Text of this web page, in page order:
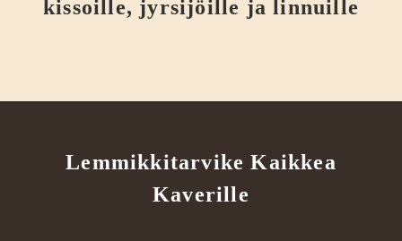
kissoille, jyrsijöille ja linnuille
Lemmikkitarvike Kaikkea
Kaverille